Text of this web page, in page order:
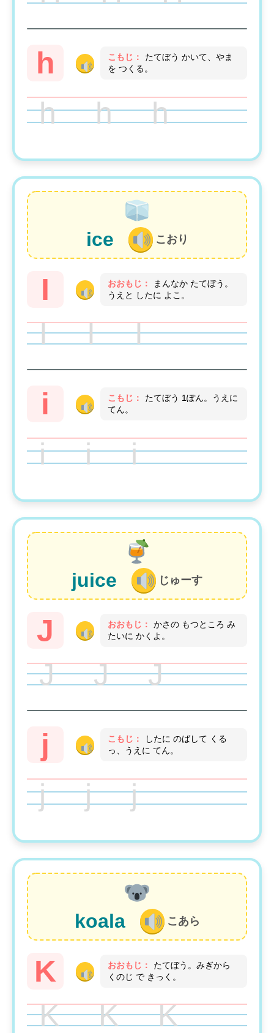
h こもじ：
たてぼう かいて、やま
を つくる。
h h h
ice こおり
I おおもじ：
まんなか たてぼう。
うえと したに よこ。
I I I
i こもじ：
たてぼう 1ぽん。うえに
てん。
i i i
juice じゅーす
J おおもじ：
かさの もつところ み
たいに かくよ。
J J J
j こもじ：
したに のばして くる
っ、うえに てん。
j j j
koala こあら
K おおもじ：
たてぼう。みぎから
くのじ で きっく。
K K K